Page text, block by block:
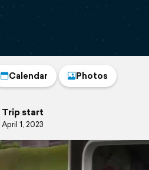
Calendar Photos
Trip start
April 1, 2023